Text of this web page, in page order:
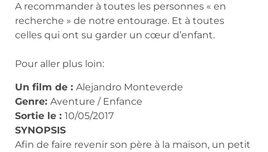
A recommander à toutes les personnes « en
recherche » de notre entourage. Et à toutes
celles qui ont su garder un cœur d’enfant.
Pour aller plus loin:
Un film de : Alejandro Monteverde
Genre: Aventure / Enfance
Sortie le : 10/05/2017
SYNOPSIS
Afin de faire revenir son père à la maison, un petit